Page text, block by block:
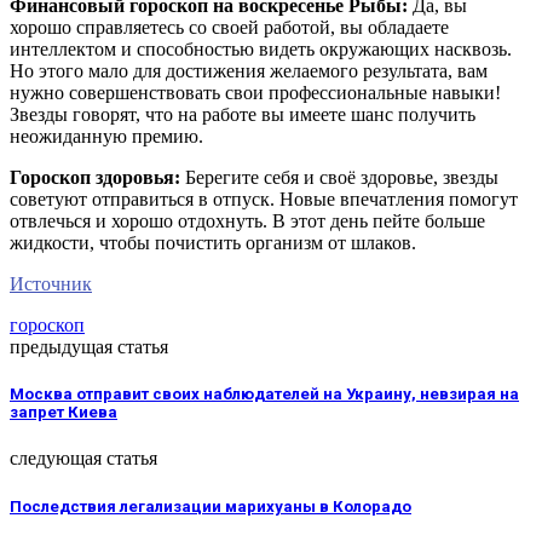
Финансовый гороскоп на воскресенье Рыбы: Да, вы
хорошо справляетесь со своей работой, вы обладаете
интеллектом и способностью видеть окружающих насквозь.
Но этого мало для достижения желаемого результата, вам
нужно совершенствовать свои профессиональные навыки!
Звезды говорят, что на работе вы имеете шанс получить
неожиданную премию.
Гороскоп здоровья: Берегите себя и своё здоровье, звезды
советуют отправиться в отпуск. Новые впечатления помогут
отвлечься и хорошо отдохнуть. В этот день пейте больше
жидкости, чтобы почистить организм от шлаков.
Источник
гороскоп
предыдущая статья
Москва отправит своих наблюдателей на Украину, невзирая на
запрет Киева
следующая статья
Последствия легализации марихуаны в Колорадо